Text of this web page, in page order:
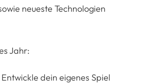
neueste Technologien
Jahr:
dein eigenes Spiel